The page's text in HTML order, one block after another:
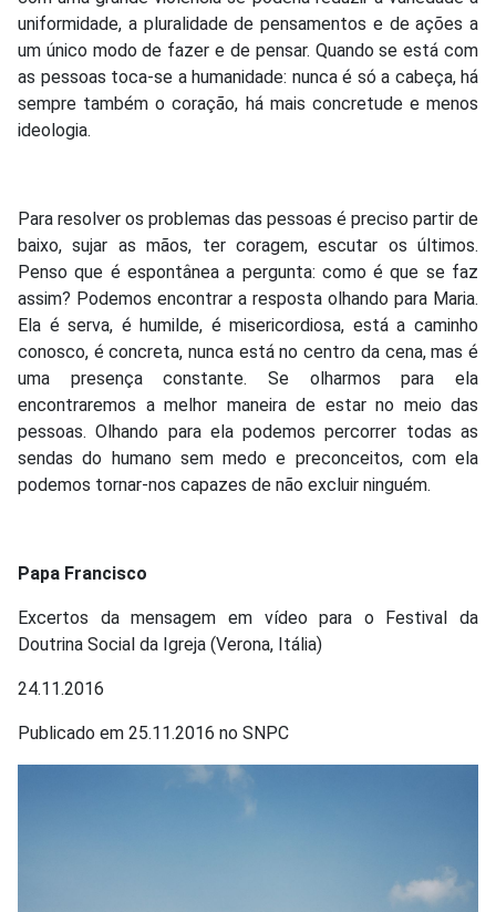
uniformidade, a pluralidade de pensamentos e de ações a
um único modo de fazer e de pensar. Quando se está com
as pessoas toca-se a humanidade: nunca é só a cabeça, há
sempre também o coração, há mais concretude e menos
ideologia.
Para resolver os problemas das pessoas é preciso partir de
baixo, sujar as mãos, ter coragem, escutar os últimos.
Penso que é espontânea a pergunta: como é que se faz
assim? Podemos encontrar a resposta olhando para Maria.
Ela é serva, é humilde, é misericordiosa, está a caminho
conosco, é concreta, nunca está no centro da cena, mas é
uma presença constante. Se olharmos para ela
encontraremos a melhor maneira de estar no meio das
pessoas. Olhando para ela podemos percorrer todas as
sendas do humano sem medo e preconceitos, com ela
podemos tornar-nos capazes de não excluir ninguém.
Papa Francisco
Excertos da mensagem em vídeo para o Festival da
Doutrina Social da Igreja (Verona, Itália)
24.11.2016
Publicado em 25.11.2016 no SNPC